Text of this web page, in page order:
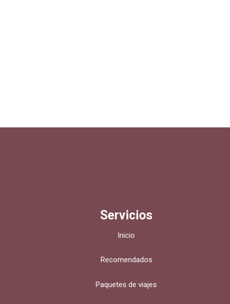
Servicios
Inicio
Recomendados
Paquetes de viajes